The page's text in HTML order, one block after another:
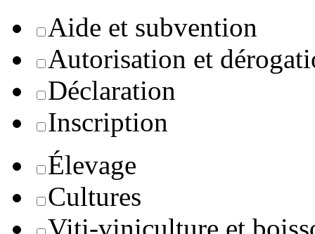
Aide et subvention
Autorisation et
Déclaration
Inscription
Élevage
Cultures
Viti-viniculture et